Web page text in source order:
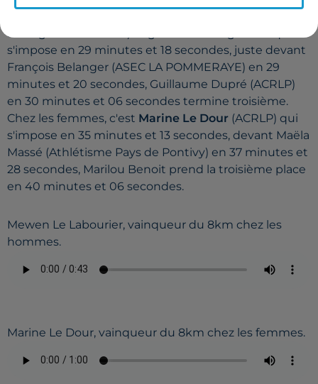
Bretagne Athlétisme) originaire de Malguénac qui
s'impose en 29 minutes et 18 secondes, juste devant
François Belanger (ASEC LA POMMERAYE) en 29
minutes et 20 secondes, Guillaume Dupré (ACRLP)
en 30 minutes et 06 secondes termine troisième.
Chez les femmes, c'est Marine Le Dour (ACRLP) qui
s'impose en 35 minutes et 13 secondes, devant Maëla
Massé (Athlétisme Pays de Pontivy) en 37 minutes et
28 secondes, Marilou Benoit prend la troisième place
en 40 minutes et 06 secondes.
Mewen Le Labourier, vainqueur du 8km chez les
hommes.
Marine Le Dour, vainqueur du 8km chez les femmes.